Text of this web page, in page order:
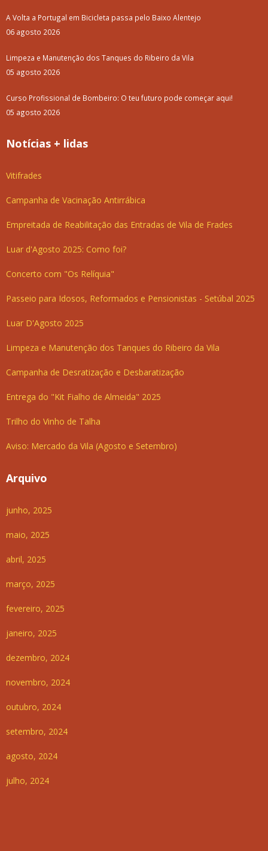
A Volta a Portugal em Bicicleta passa pelo Baixo Alentejo
06 agosto 2026
Limpeza e Manutenção dos Tanques do Ribeiro da Vila
05 agosto 2026
Curso Profissional de Bombeiro: O teu futuro pode começar aqui!
05 agosto 2026
Notícias + lidas
Vitifrades
Campanha de Vacinação Antirrábica
Empreitada de Reabilitação das Entradas de Vila de Frades
Luar d'Agosto 2025: Como foi?
Concerto com "Os Relíquia"
Passeio para Idosos, Reformados e Pensionistas - Setúbal 2025
Luar D'Agosto 2025
Limpeza e Manutenção dos Tanques do Ribeiro da Vila
Campanha de Desratização e Desbaratização
Entrega do "Kit Fialho de Almeida" 2025
Trilho do Vinho de Talha
Aviso: Mercado da Vila (Agosto e Setembro)
Arquivo
junho, 2025
maio, 2025
abril, 2025
março, 2025
fevereiro, 2025
janeiro, 2025
dezembro, 2024
novembro, 2024
outubro, 2024
setembro, 2024
agosto, 2024
julho, 2024